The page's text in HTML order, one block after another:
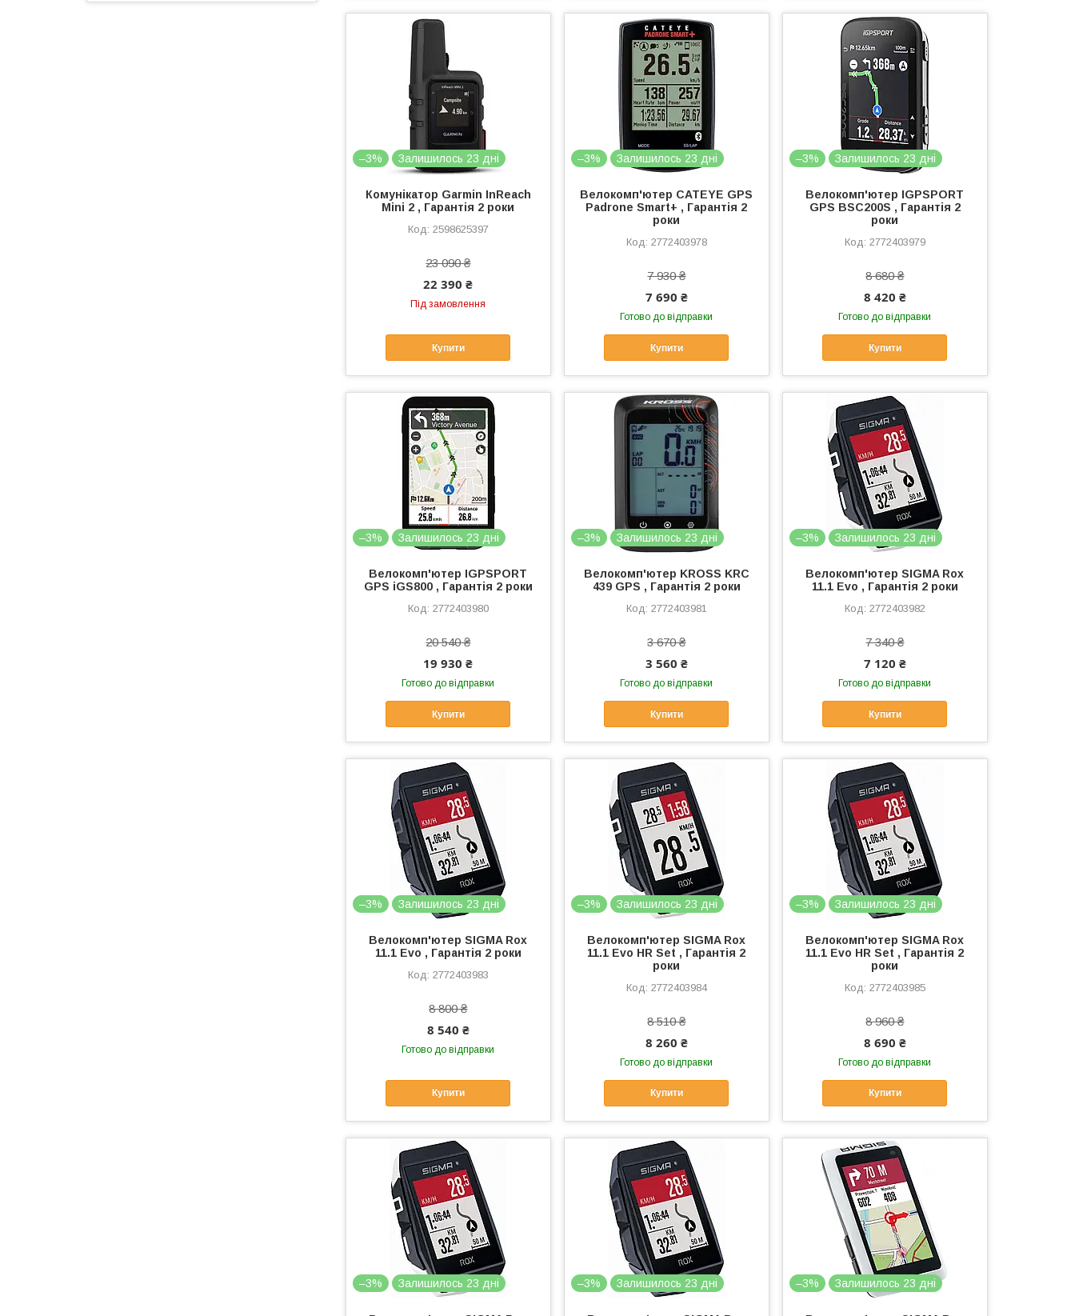
–3% Залишилось 23 дні
Комунікатор Garmin InReach
Mini 2 , Гарантія 2 роки
2598625397
23 090 ₴
22 390 ₴
Під замовлення
Купити
–3% Залишилось 23 дні
Велокомп'ютер CATEYE GPS
Padrone Smart+ , Гарантія 2
роки
2772403978
7 930 ₴
7 690 ₴
Готово до відправки
Купити
–3% Залишилось 23 дні
Велокомп'ютер IGPSPORT
GPS BSC200S , Гарантія 2
роки
2772403979
8 680 ₴
8 420 ₴
Готово до відправки
Купити
–3% Залишилось 23 дні
Велокомп'ютер IGPSPORT
GPS iGS800 , Гарантія 2 роки
2772403980
20 540 ₴
19 930 ₴
Готово до відправки
Купити
–3% Залишилось 23 дні
Велокомп'ютер KROSS KRC
439 GPS , Гарантія 2 роки
2772403981
3 670 ₴
3 560 ₴
Готово до відправки
Купити
–3% Залишилось 23 дні
Велокомп'ютер SIGMA Rox
11.1 Evo , Гарантія 2 роки
2772403982
7 340 ₴
7 120 ₴
Готово до відправки
Купити
–3% Залишилось 23 дні
Велокомп'ютер SIGMA Rox
11.1 Evo , Гарантія 2 роки
2772403983
8 800 ₴
8 540 ₴
Готово до відправки
Купити
–3% Залишилось 23 дні
Велокомп'ютер SIGMA Rox
11.1 Evo HR Set , Гарантія 2
роки
2772403984
8 510 ₴
8 260 ₴
Готово до відправки
Купити
–3% Залишилось 23 дні
Велокомп'ютер SIGMA Rox
11.1 Evo HR Set , Гарантія 2
роки
2772403985
8 960 ₴
8 690 ₴
Готово до відправки
Купити
–3% Залишилось 23 дні –3% Залишилось 23 дні –3% Залишилось 23 дні